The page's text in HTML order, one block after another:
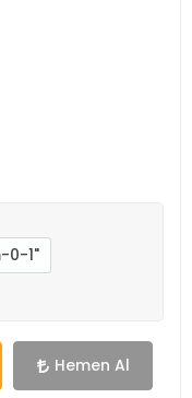
0-1"
Hemen Al